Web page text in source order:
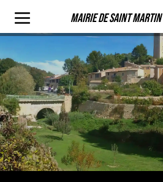
Mairie de Saint Martin